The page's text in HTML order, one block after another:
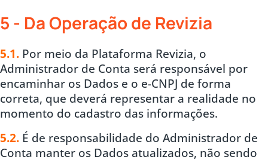
5 - Da Operação de Revizia
5.1. Por meio da Plataforma Revizia, o
Administrador de Conta será responsável por
encaminhar os Dados e o e-CNPJ de forma
correta, que deverá representar a realidade no
momento do cadastro das informações.
5.2. É de responsabilidade do Administrador de
Conta manter os Dados atualizados, não sendo